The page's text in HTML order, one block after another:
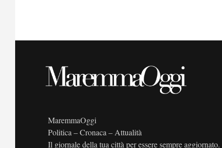
MaremmaOggi
Politica – Cronaca – Attualità
Il giornale della tua città per essere sempre aggiornato.